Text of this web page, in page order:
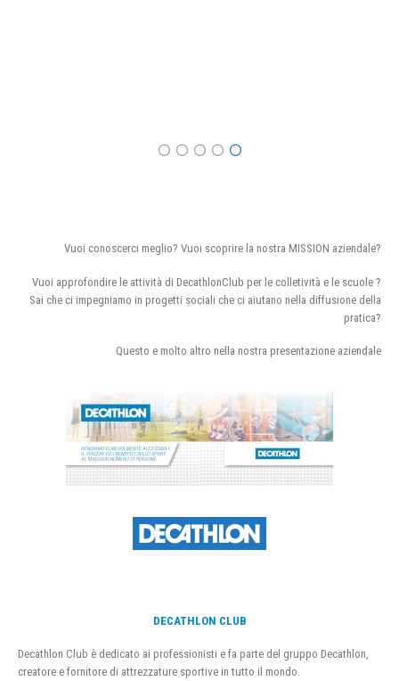
Vuoi conoscerci meglio? Vuoi scoprire la nostra MISSION aziendale?
Vuoi approfondire le attività di DecathlonClub per le colletività e le scuole ?
Sai che ci impegniamo in progetti sociali che ci aiutano nella diffusione della
pratica?
Questo e molto altro nella nostra presentazione aziendale
DECATHLON CLUB
Decathlon Club è dedicato ai professionisti e fa parte del gruppo Decathlon,
creatore e fornitore di attrezzature sportive in tutto il mondo.